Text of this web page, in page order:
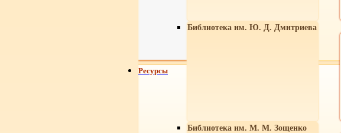
Библиотека им. Ю. Д. Дмитриева
Библиотека им. М. М. Зощенко
Ресурсы